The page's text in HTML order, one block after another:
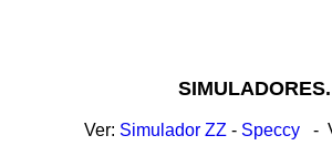
Ver: Simulador ZZ - Speccy -